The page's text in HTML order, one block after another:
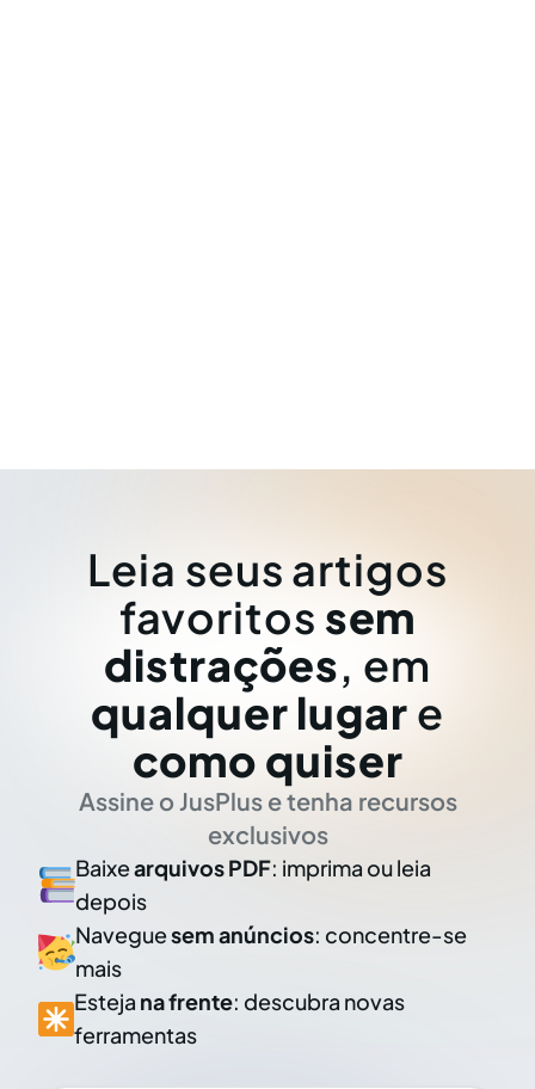
Leia seus artigos
favoritos sem
distrações, em
qualquer lugar e
como quiser
Assine o JusPlus e tenha recursos
exclusivos
Baixearquivos PDF: imprima ou leia
depois
Naveguesem anúncios: concentre-se
mais
Esteja na frente: descubra novas
ferramentas